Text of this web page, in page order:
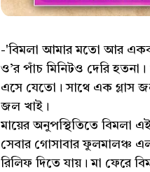
-'বিমলা আমার মতো আর
ও’র পাঁচ মিনিটও দেরি
এসে যেতো। সাথে এক গ্লাস
জল খাই।
মায়ের অনুপস্থিতিতে বিমলা
সেবার গোসাবার ফুলমালঞ্চ
রিলিফ দিতে যায়। মা ফেরে